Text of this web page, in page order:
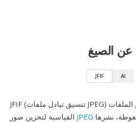
عن الصيغ
JFIF AI
JFIF (تنسيق تبادل ملفات JPEG) هو مواصفة تنسيق الملفات
JPEG